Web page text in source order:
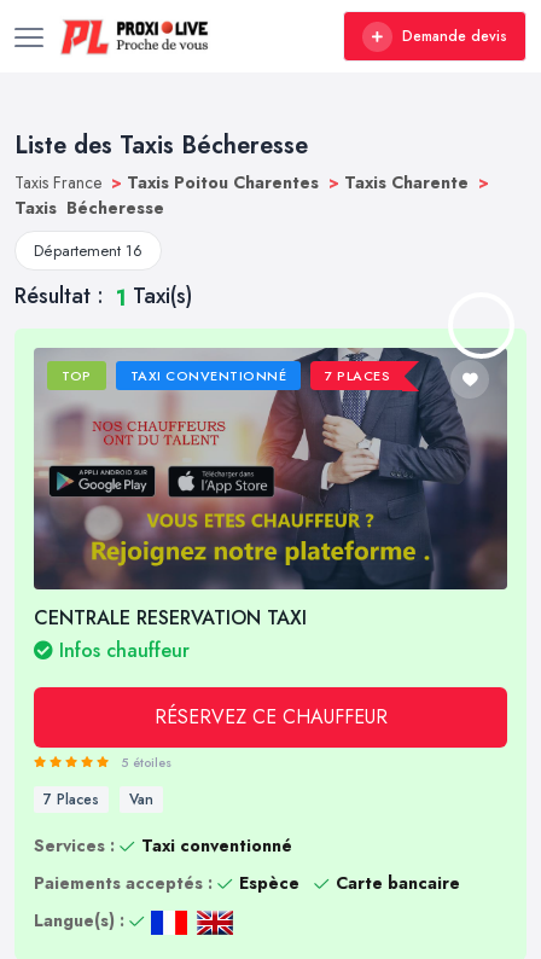
Demande devis
Liste des Taxis Bécheresse
Taxis France > Taxis Poitou Charentes > Taxis Charente >
Taxis Bécheresse
Département 16
Résultat : 1 Taxi(s)
TOP TAXI CONVENTIONNÉ 7 PLACES
CENTRALE RESERVATION TAXI
Infos chauffeur
RÉSERVEZ CE CHAUFFEUR
5 étoiles
7 Places Van
Services :
Taxi conventionné
Paiements acceptés :
Espèce
Carte bancaire
Langue(s) :